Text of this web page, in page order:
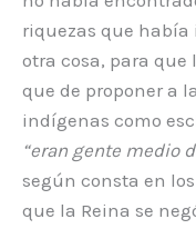
riquezas que había
otra cosa, para que
que de proponer a
indígenas como
“eran gente medio
según consta en
que la Reina se